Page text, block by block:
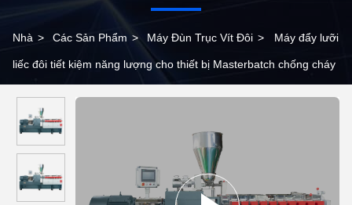
Nhà > Các Sản Phẩm > Máy Đùn Trục Vít Đôi > Máy đẩy lưỡi
liếc đôi tiết kiệm năng lượng cho thiết bị Masterbatch chống cháy